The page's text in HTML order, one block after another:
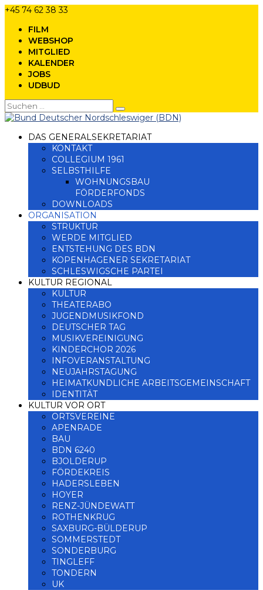
+45 74 62 38 33
FILM
WEBSHOP
MITGLIED
KALENDER
JOBS
UDBUD
DAS GENERALSEKRETARIAT
KONTAKT
COLLEGIUM 1961
SELBSTHILFE
WOHNUNGSBAU
FÖRDERFONDS
DOWNLOADS
ORGANISATION
STRUKTUR
WERDE MITGLIED
ENTSTEHUNG DES BDN
KOPENHAGENER SEKRETARIAT
SCHLESWIGSCHE PARTEI
KULTUR REGIONAL
KULTUR
THEATERABO
JUGENDMUSIKFOND
DEUTSCHER TAG
MUSIKVEREINIGUNG
KINDERCHOR 2026
INFOVERANSTALTUNG
NEUJAHRSTAGUNG
HEIMATKUNDLICHE ARBEITSGEMEINSCHAFT
IDENTITÄT
KULTUR VOR ORT
ORTSVEREINE
APENRADE
BAU
BDN 6240
BJOLDERUP
FÖRDEKREIS
HADERSLEBEN
HOYER
RENZ-JÜNDEWATT
ROTHENKRUG
SAXBURG-BÜLDERUP
SOMMERSTEDT
SONDERBURG
TINGLEFF
TONDERN
UK